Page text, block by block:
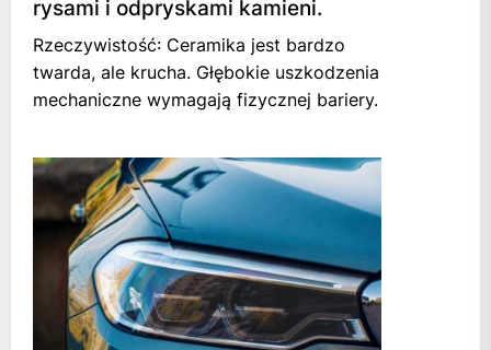
rysami i odpryskami kamieni.
Rzeczywistość: Ceramika jest bardzo
twarda, ale krucha. Głębokie uszkodzenia
mechaniczne wymagają fizycznej bariery.